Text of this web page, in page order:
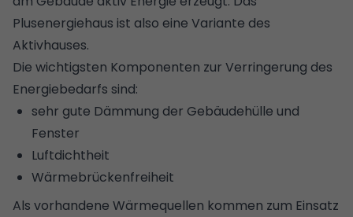
Plusenergiehaus ist also eine Variante des
Aktivhauses.
Die wichtigsten Komponenten zur Verringerung des
Energiebedarfs sind:
sehr gute Dämmung der Gebäudehülle und
Fenster
Luftdichtheit
Wärmebrückenfreiheit
Als vorhandene Wärmequellen kommen zum Einsatz